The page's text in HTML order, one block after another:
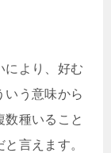
により、好む
いう意味から
数種いること
言えます。